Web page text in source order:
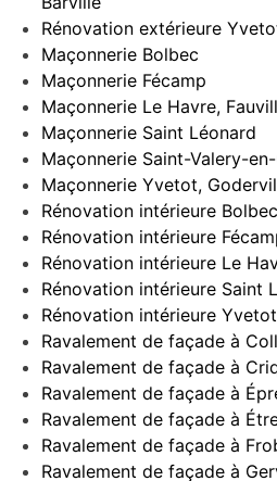
Rénovation extérieure
Maçonnerie Bolbec
Maçonnerie Fécamp
Maçonnerie Le Havre,
Maçonnerie Saint Léonard
Maçonnerie Saint-Valery-
Maçonnerie Yvetot,
Rénovation intérieure Bolbec
Rénovation intérieure
Rénovation intérieure Le
Rénovation intérieure Saint
Rénovation intérieure
Ravalement de façade à
Ravalement de façade à
Ravalement de façade à
Ravalement de façade à
Ravalement de façade à
Ravalement de façade à